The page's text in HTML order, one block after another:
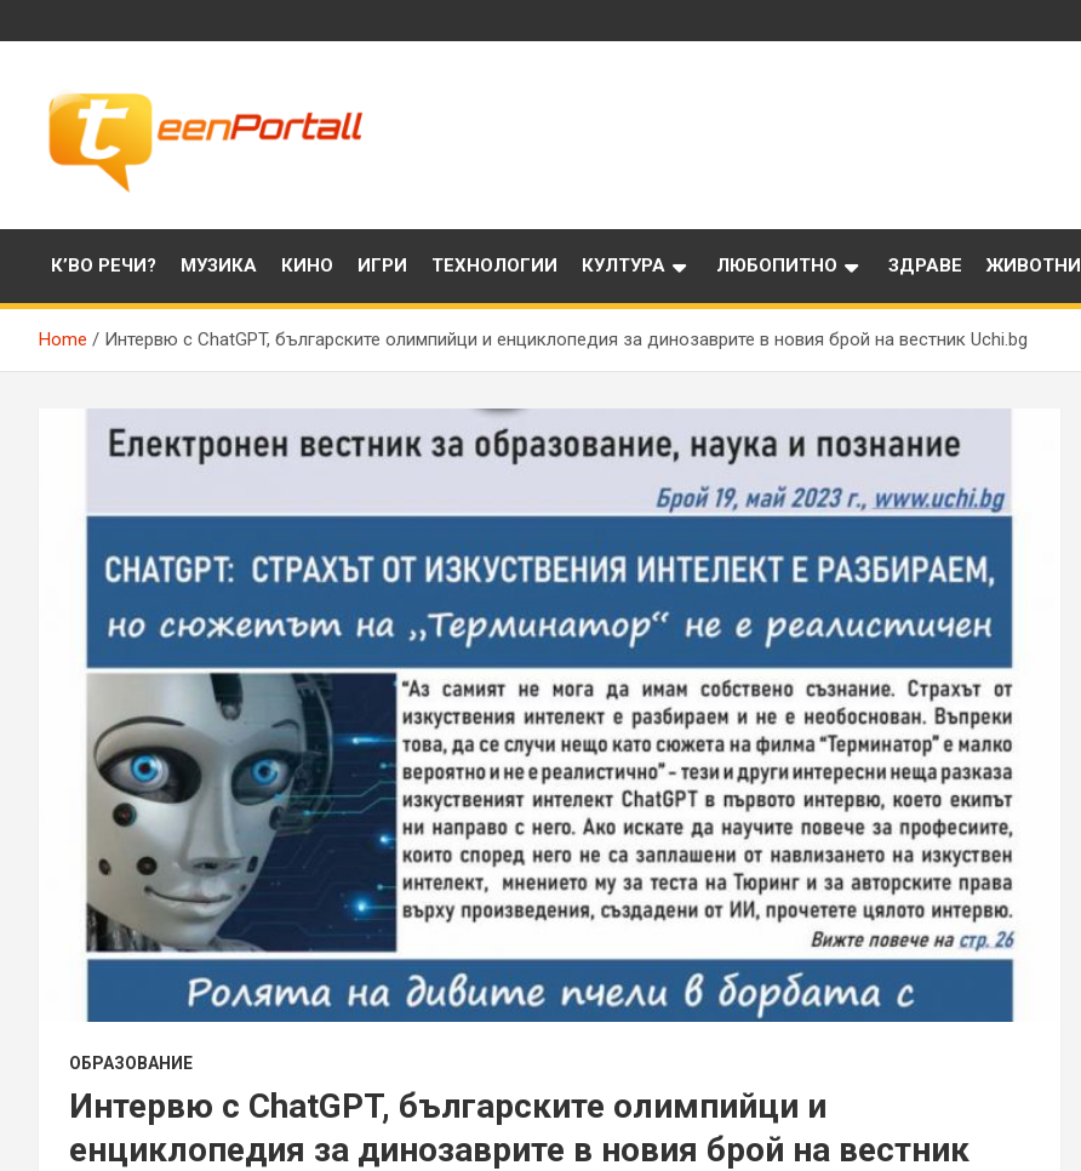
to
TeenPortall
К’ВО РЕЧИ? МУЗИКА КИНО ИГРИ ТЕХНОЛОГИИ КУЛТУРА ЛЮБОПИТНО ЗДРАВЕ ЖИВОТНИ
Home Интервю с ChatGPT, българските олимпийци и енциклопедия за динозаврите в новия брой на вестник Uchi.bg
ОБРАЗОВАНИЕ
Интервю с ChatGPT, българските олимпийци и
енциклопедия за динозаврите в новия брой на вестник